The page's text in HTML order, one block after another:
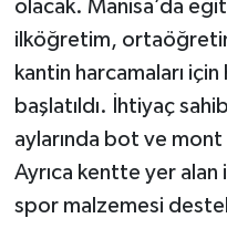
olacak. Manisa’da
ilköğretim,
kantin harcamaları için
başlatıldı. İhtiyaç
aylarında bot ve
Ayrıca kentte yer
spor malzemesi